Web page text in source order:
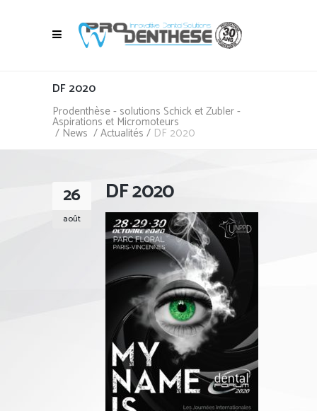
DF 2020
Prodenthèse - solutions Schick et Zubler -
Aspirations et Micromoteurs
/ News /Actualités / DF 2020
26
août
DF 2020